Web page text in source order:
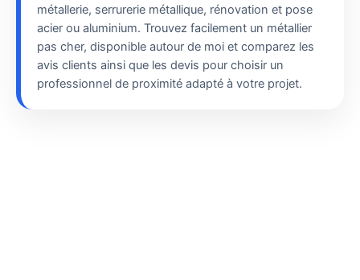
métallerie, serrurerie métallique, rénovation et pose
acier ou aluminium. Trouvez facilement un métallier
pas cher, disponible autour de moi et comparez les
avis clients ainsi que les devis pour choisir un
professionnel de proximité adapté à votre projet.